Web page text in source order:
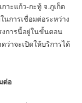
าะแก้ว-กะทู้ จ.ภูเก็ต
นการเชื่อมต่อระหว่าง
งการนี้อยู่ในขั้นตอน
ว่าจะเปิดให้บริการได้
ต่อ